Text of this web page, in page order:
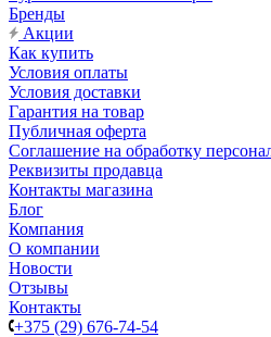
Бренды
Акции
Как купить
Условия оплаты
Условия доставки
Гарантия на товар
Публичная оферта
Соглашение на обработку
Реквизиты продавца
Контакты магазина
Блог
Компания
О компании
Новости
Отзывы
Контакты
+375 (29) 676-74-54